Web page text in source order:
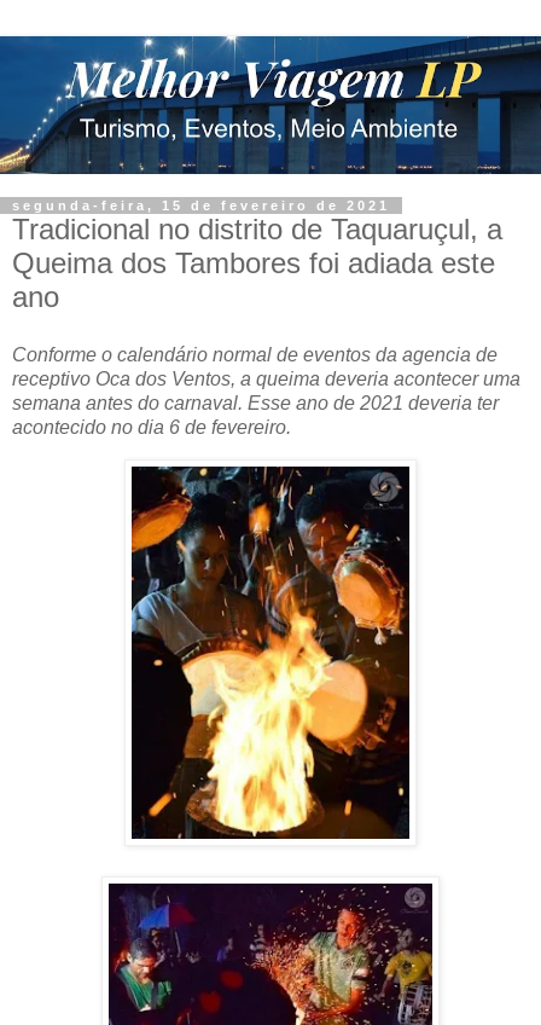
segunda-feira, 15 de fevereiro de 2021
Tradicional no distrito de Taquaruçul, a
Queima dos Tambores foi adiada este
ano
Conforme o calendário normal de eventos da agencia de
receptivo Oca dos Ventos, a queima deveria acontecer uma
semana antes do carnaval. Esse ano de 2021 deveria ter
acontecido no dia 6 de fevereiro.